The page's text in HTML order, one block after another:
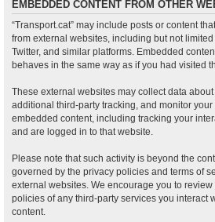
EMBEDDED CONTENT FROM OTHER
“Transport.cat” may include posts or content
from external websites, including but not
Twitter, and similar platforms. Embedded
behaves in the same way as if you had visited
These external websites may collect data
additional third-party tracking, and monitor
embedded content, including tracking your
and are logged in to that website.
Please note that such activity is beyond the
governed by the privacy policies and terms of
external websites. We encourage you to
policies of any third-party services you interact
content.